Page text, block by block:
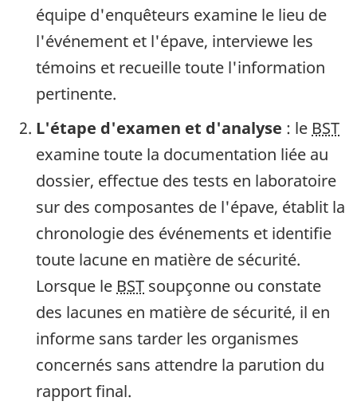
équipe d'enquêteurs examine le lieu de
l'événement et l'épave, interviewe les
témoins et recueille toute l'information
pertinente.
L'étape d'examen et d'analyse : le BST
examine toute la documentation liée au
dossier, effectue des tests en laboratoire
sur des composantes de l'épave, établit la
chronologie des événements et identifie
toute lacune en matière de sécurité.
Lorsque le BST soupçonne ou constate
des lacunes en matière de sécurité, il en
informe sans tarder les organismes
concernés sans attendre la parution du
rapport final.